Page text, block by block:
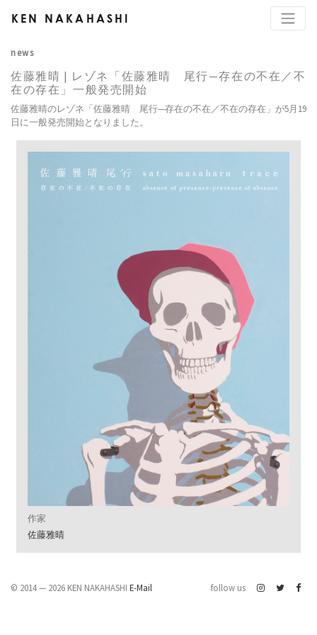
KEN NAKAHASHI
news
佐藤雅晴 | レゾネ「佐藤雅晴 尾行—存在の不在／不
在の存在」一般発売開始
佐藤雅晴のレゾネ「佐藤雅晴 尾行—存在の不在／不在の存在」が5月19
日に一般発売開始となりました。
作家
佐藤雅晴
© 2014 — 2026 KEN NAKAHASHI E-Mail follow us